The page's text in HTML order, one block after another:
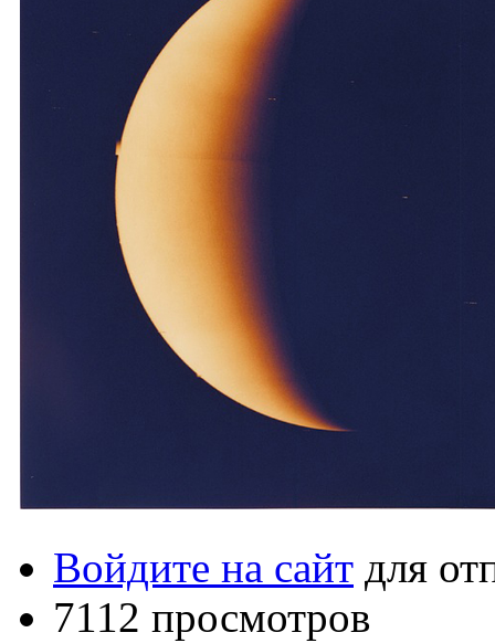
Войдите на сайт для
7112 просмотров